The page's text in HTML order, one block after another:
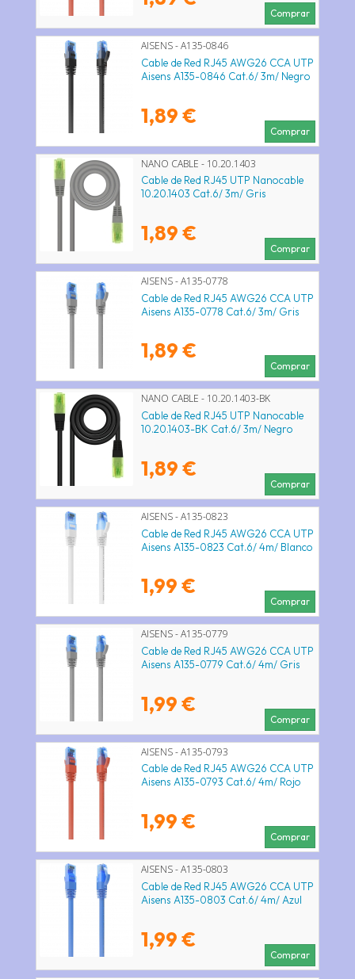
Comprar
AISENS - A135-0846
Cable de Red RJ45 AWG26 CCA UTP
Aisens A135-0846 Cat.6/ 3m/ Negro
1,89 €
Comprar
NANO CABLE - 10.20.1403
Cable de Red RJ45 UTP Nanocable
10.20.1403 Cat.6/ 3m/ Gris
1,89 €
Comprar
AISENS - A135-0778
Cable de Red RJ45 AWG26 CCA UTP
Aisens A135-0778 Cat.6/ 3m/ Gris
1,89 €
Comprar
NANO CABLE - 10.20.1403-BK
Cable de Red RJ45 UTP Nanocable
10.20.1403-BK Cat.6/ 3m/ Negro
1,89 €
Comprar
AISENS - A135-0823
Cable de Red RJ45 AWG26 CCA UTP
Aisens A135-0823 Cat.6/ 4m/ Blanco
1,99 €
Comprar
AISENS - A135-0779
Cable de Red RJ45 AWG26 CCA UTP
Aisens A135-0779 Cat.6/ 4m/ Gris
1,99 €
Comprar
AISENS - A135-0793
Cable de Red RJ45 AWG26 CCA UTP
Aisens A135-0793 Cat.6/ 4m/ Rojo
1,99 €
Comprar
AISENS - A135-0803
Cable de Red RJ45 AWG26 CCA UTP
Aisens A135-0803 Cat.6/ 4m/ Azul
1,99 €
Comprar